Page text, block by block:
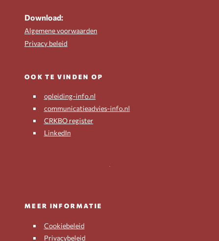
Download:
Algemene voorwaarden
Privacy beleid
OOK TE VINDEN OP
opleiding-info.nl
communicatieadvies-info.nl
CRKBO register
LinkedIn
MEER INFORMATIE
Cookiebeleid
Privacybeleid